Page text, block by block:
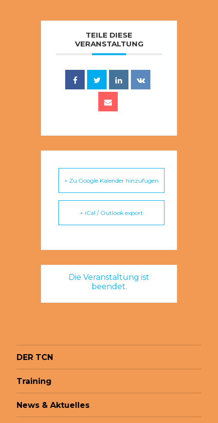
TEILE DIESE
VERANSTALTUNG
+ Zu Google Kalender hinzufügen
+ iCal / Outlook export
Die Veranstaltung ist
beendet.
DER TCN
Training
News & Aktuelles